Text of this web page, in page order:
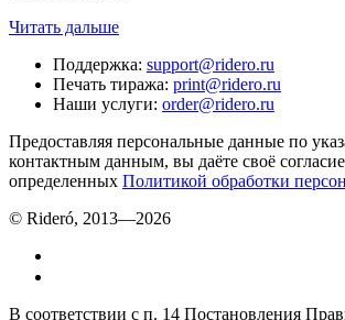
Читать дальше
Поддержка: support@ridero.ru
Печать тиража: print@ridero.ru
Наши услуги: order@ridero.ru
Предоставляя персональные данные по
контактным данным, вы даёте своё
определенных Политикой обработки
© Rideró, 2013—2026
В соответствии с п. 14 Постановления